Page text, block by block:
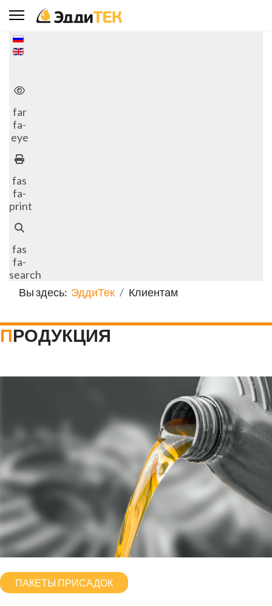
Выберите язык
far
fa-
eye
fas
fa-
print
fas
fa-
search
Вы здесь: ЭддиТек Клиентам
ПРОДУКЦИЯ
ПАКЕТЫ ПРИСАДОК